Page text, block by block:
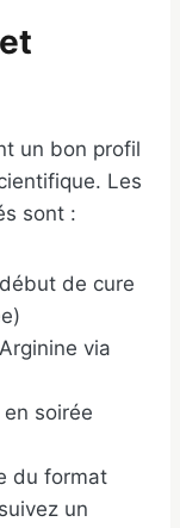
un bon profil
Les
sont :
de cure
via
soirée
du format
un